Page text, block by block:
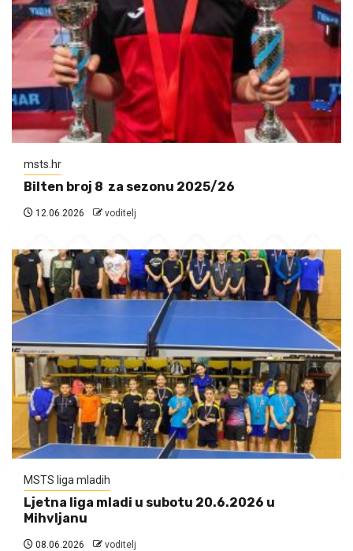
msts.hr
Bilten broj 8 za sezonu 2025/26
12.06.2026 voditelj
MSTS liga mladih
Ljetna liga mladi u subotu 20.6.2026 u
Mihvljanu
08.06.2026 voditelj